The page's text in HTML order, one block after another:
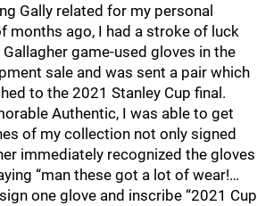
Gally related for my personal
months ago, I had a stroke of luck
game-used gloves in the
sale and was sent a pair which
to the 2021 Stanley Cup final.
Authentic, I was able to get
of my collection not only signed
immediately recognized the gloves
“man these got a lot of wear!…
one glove and inscribe “2021 Cup